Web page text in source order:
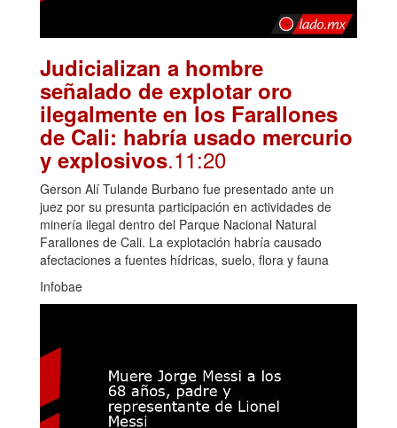
Judicializan a hombre
señalado de explotar oro
ilegalmente en los Farallones
de Cali: habría usado mercurio
y explosivos.11:20
Gerson Alí Tulande Burbano fue presentado ante un
juez por su presunta participación en actividades de
minería ilegal dentro del Parque Nacional Natural
Farallones de Cali. La explotación habría causado
afectaciones a fuentes hídricas, suelo, flora y fauna
Infobae